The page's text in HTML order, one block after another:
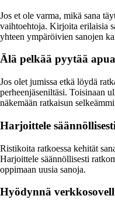
Jos et ole varma, mikä sana
vaihtoehtoja. Kirjoita erilaisia
yhteen ympäröivien sanojen
Älä pelkää pyytää apua
Jos olet jumissa etkä löydä
perheenjäseniltäsi. Toisinaan
näkemään ratkaisun
Harjoittele säännöllisesti
Ristikoita ratkoessa kehität
Harjoittele säännöllisesti
oppimaan uusia sanoja.
Hyödynnä